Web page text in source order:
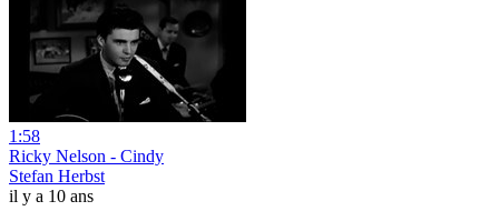
1:58
Ricky Nelson - Cindy
Stefan Herbst
il y a 10 ans